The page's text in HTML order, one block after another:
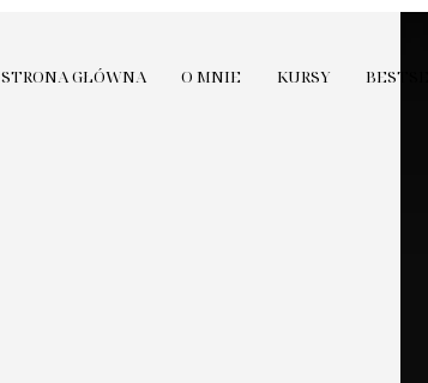
STRONA GŁÓWNA O MNIE KURSY